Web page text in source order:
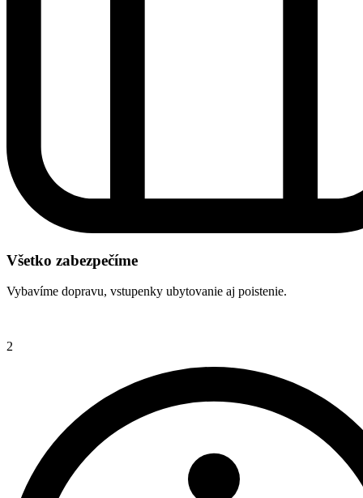
Všetko zabezpečíme
Vybavíme dopravu, vstupenky ubytovanie aj poistenie.
2